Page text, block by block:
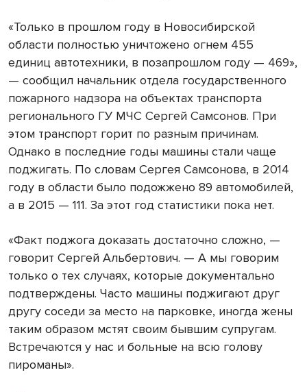
«Только в прошлом году в Новосибирской
области полностью уничтожено огнем 455
единиц автотехники, в позапрошлом году — 469»,
— сообщил начальник отдела государственного
пожарного надзора на объектах транспорта
регионального ГУ МЧС Сергей Самсонов. При
этом транспорт горит по разным причинам.
Однако в последние годы машины стали чаще
поджигать. По словам Сергея Самсонова, в 2014
году в области было подожжено 89 автомобилей,
а в 2015 — 111. За этот год статистики пока нет.
«Факт поджога доказать достаточно сложно, —
говорит Сергей Альбертович. — А мы говорим
только о тех случаях, которые документально
подтверждены. Часто машины поджигают друг
другу соседи за место на парковке, иногда жены
таким образом мстят своим бывшим супругам.
Встречаются у нас и больные на всю голову
пироманы».